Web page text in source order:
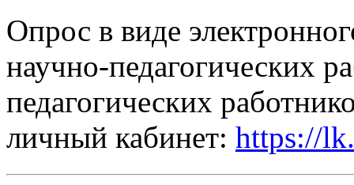
Опрос в виде
научно-педагогических
педагогических
личный кабинет: https://